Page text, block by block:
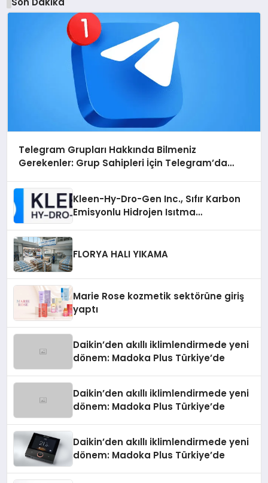
Telegram Grupları Hakkında Bilmeniz
Gerekenler: Grup Sahipleri İçin Telegram’da
Kleen-Hy-Dro-Gen Inc., Sıfır Karbon
Emisyonlu Hidrojen Isıtma
FLORYA HALI YIKAMA
Marie Rose kozmetik sektörüne giriş
yaptı
Daikin’den akıllı iklimlendirmede yeni
dönem: Madoka Plus Türkiye’de
Daikin’den akıllı iklimlendirmede yeni
dönem: Madoka Plus Türkiye’de
Daikin’den akıllı iklimlendirmede yeni
dönem: Madoka Plus Türkiye’de